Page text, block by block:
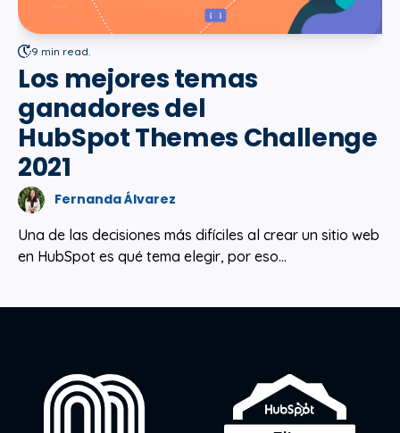
9 min read.
Los mejores temas
ganadores del
HubSpot Themes Challenge
2021
Fernanda Álvarez
Una de las decisiones más difíciles al crear un sitio web
en HubSpot es qué tema elegir, por eso...